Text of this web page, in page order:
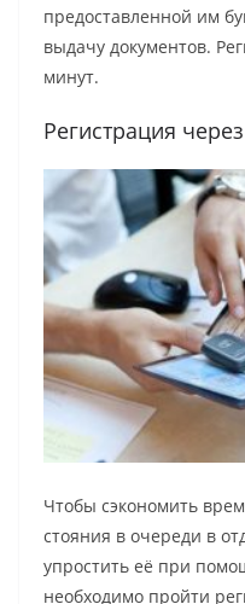
предоставленной им
выдачу документов.
минут.
Регистрация
Чтобы сэкономить
стояния в очереди в
упростить её при
необходимо пройти